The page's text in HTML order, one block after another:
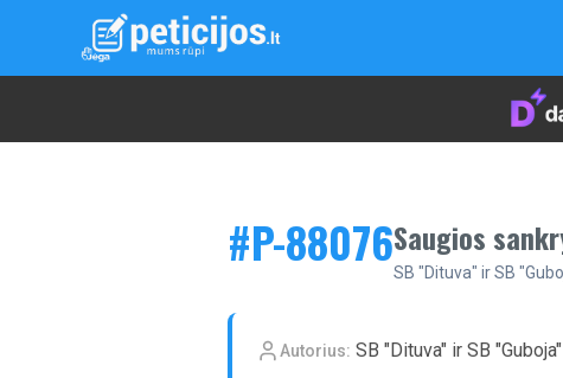
#P-88076Saugios
SB "Dituva" ir SB
Autorius: SB "Dituva" ir SB